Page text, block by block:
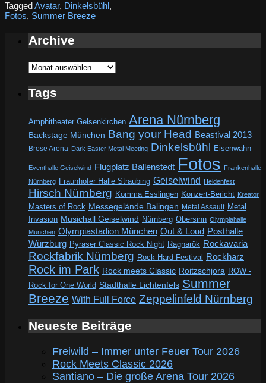
TaggedAvatar, Dinkelsbühl,
Fotos, Summer Breeze
Archive
Archive
Tags
Amphitheater Gelsenkirchen Arena Nürnberg
Backstage München Bang your Head Beastival 2013
Brose Arena Dark Easter Metal Meeting Dinkelsbühl Eisenwahn
Eventhalle Geiselwind Flugplatz Ballenstedt Fotos Frankenhalle
Nürnberg Fraunhofer Halle Straubing Geiselwind Heidenfest
Hirsch Nürnberg Komma Esslingen Konzert-Bericht Kreator
Masters of Rock Messegelände Balingen Metal Assault Metal
Invasion Musichall Geiselwind Nürnberg Obersinn Olympiahalle
München Olympiastadion München Out & Loud Posthalle
Würzburg Pyraser Classic Rock Night Ragnarök Rockavaria
Rockfabrik Nürnberg Rock Hard Festival Rockharz
Rock im Park Rock meets Classic Roitzschjora ROW -
Rock for One World Stadthalle Lichtenfels Summer
Breeze With Full Force Zeppelinfeld Nürnberg
Neueste Beiträge
Freiwild – Immer unter Feuer Tour 2026
Rock Meets Classic 2026
Santiano – Die große Arena Tour 2026